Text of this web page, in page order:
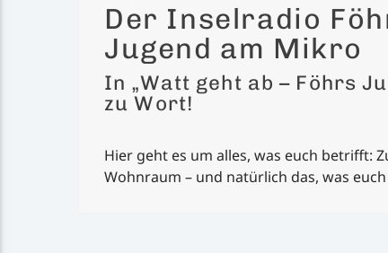
Der Inselradio
Jugend am Mikro
In „Watt geht ab – Föhrs
zu Wort!
Hier geht es um alles, was euch betrifft:
Wohnraum – und natürlich das, was